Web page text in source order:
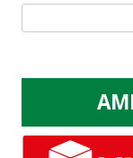
Ricerca
per: